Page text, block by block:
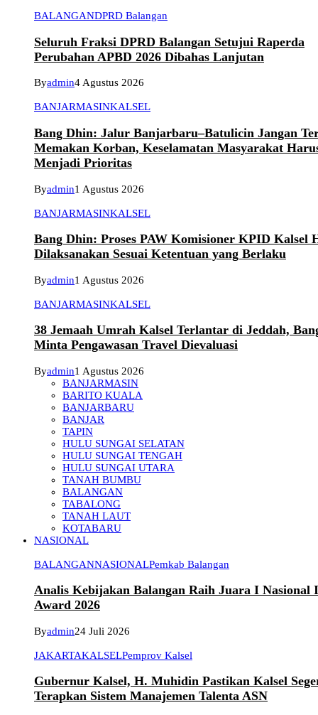
BALANGANDPRD Balangan
Seluruh Fraksi DPRD Balangan Setujui Raperda
Perubahan APBD 2026 Dibahas Lanjutan
Byadmin4 Agustus 2026
BANJARMASINKALSEL
Bang Dhin: Jalur Banjarbaru–Batulicin Jangan
Memakan Korban, Keselamatan Masyarakat
Menjadi Prioritas
Byadmin1 Agustus 2026
BANJARMASINKALSEL
Bang Dhin: Proses PAW Komisioner KPID Kalsel
Dilaksanakan Sesuai Ketentuan yang Berlaku
Byadmin1 Agustus 2026
BANJARMASINKALSEL
38 Jemaah Umrah Kalsel Terlantar di Jeddah,
Minta Pengawasan Travel Dievaluasi
Byadmin1 Agustus 2026
BANJARMASIN
BARITO KUALA
BANJARBARU
BANJAR
TAPIN
HULU SUNGAI SELATAN
HULU SUNGAI TENGAH
HULU SUNGAI UTARA
TANAH BUMBU
BALANGAN
TABALONG
TANAH LAUT
KOTABARU
NASIONAL
BALANGANNASIONALPemkab Balangan
Analis Kebijakan Balangan Raih Juara I Nasional
Award 2026
Byadmin24 Juli 2026
JAKARTAKALSELPemprov Kalsel
Gubernur Kalsel, H. Muhidin Pastikan Kalsel
Terapkan Sistem Manajemen Talenta ASN